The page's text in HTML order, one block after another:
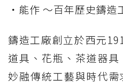
・能作 ～百年歷史鑄造
鑄造工廠創立於西元
道具、花瓶、茶道器
妙融傳統工藝與時代